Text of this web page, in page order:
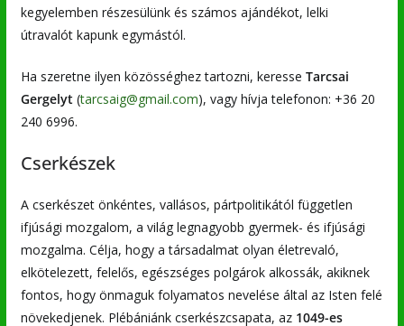
kegyelemben részesülünk és számos ajándékot, lelki
útravalót kapunk egymástól.
Ha szeretne ilyen közösséghez tartozni, keresse Tarcsai
Gergelyt(tarcsaig@gmail.com), vagy hívja telefonon: +36 20
240 6996.
Cserkészek
A cserkészet önkéntes, vallásos, pártpolitikától független
ifjúsági mozgalom, a világ legnagyobb gyermek- és ifjúsági
mozgalma. Célja, hogy a társadalmat olyan életrevaló,
elkötelezett, felelős, egészséges polgárok alkossák, akiknek
fontos, hogy önmaguk folyamatos nevelése által az Isten felé
növekedjenek. Plébániánk cserkészcsapata, az 1049-es